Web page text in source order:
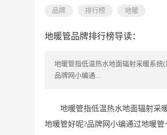
品牌 排行榜 地暖
地暖管品牌排行榜导读：
地暖管指低温热水地面辐射采暖系统
品牌网小编通...
地暖管指低温热水地面辐射采
地暖管好呢?品牌网小编通过地暖